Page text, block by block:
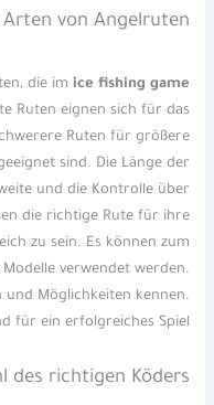
Arten von Angelruten
die im ice fishing game
Ruten eignen sich für das
Ruten für größere
sind. Die Länge der
und die Kontrolle über
die richtige Rute für ihre
zu sein. Es können zum
verwendet werden.
und Möglichkeiten kennen.
für ein erfolgreiches Spiel.
des richtigen Köders